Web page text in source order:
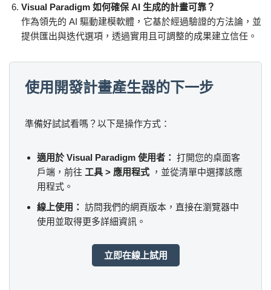
Visual Paradigm 如何確保 AI 生成的計畫可靠？
作為領先的 AI 驅動建模軟體，它基於經過驗證的方法論，並
提供匯出與迭代選項，透過實用且可調整的成果建立信任。
使用開發計畫產生器的下一步
準備好試試看嗎？以下是操作方式：
適用於 Visual Paradigm 使用者： 打開您的桌面客
戶端，前往 工具 > 應用程式 ，並從清單中選擇該應
用程式。
線上使用： 訪問我們的網頁版本，直接在瀏覽器中
使用並取得更多詳細資訊。
立即在線上試用